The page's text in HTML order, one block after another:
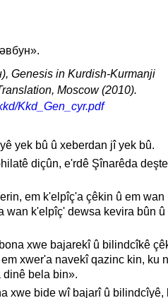
Genesis in Kurdish-Kurmanji
Moscow (2010).
Kkd_Gen_cyr.pdf
yek bû û xeberdan jî yek bû.
diçûn, e'rdê Şînarêda
em k'elpîç'a çêkin û em wan
wan k'elpîç' dewsa kevira bûn û
xwe bajarekî û bilindcîkê
xwer'a navekî qazinc kin, ku
dinê bela bin».
xwe bide wî bajarî û bilindcîyê,